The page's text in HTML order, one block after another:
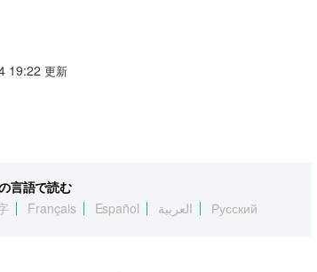
19:22 更新
言語で読む
Français Español العربية Русский